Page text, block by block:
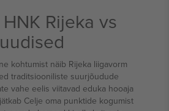
Rijeka vs
kohtumist näib Rijeka liigavorm
traditsiooniliste suurjõudude
vahe eelis viitavad eduka hooaja
Celje oma punktide kogumist